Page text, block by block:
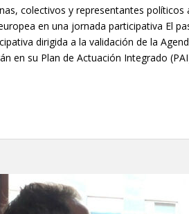
colectivos y representantes
en una jornada participativa El
dirigida a la validación de la
en su Plan de Actuación Integrado